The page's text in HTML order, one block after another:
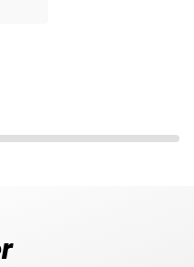
Für eine
3-5 Werktage